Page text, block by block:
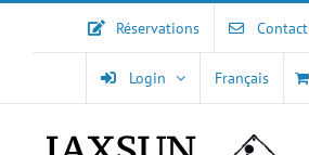
Réservations Contact
Login Français